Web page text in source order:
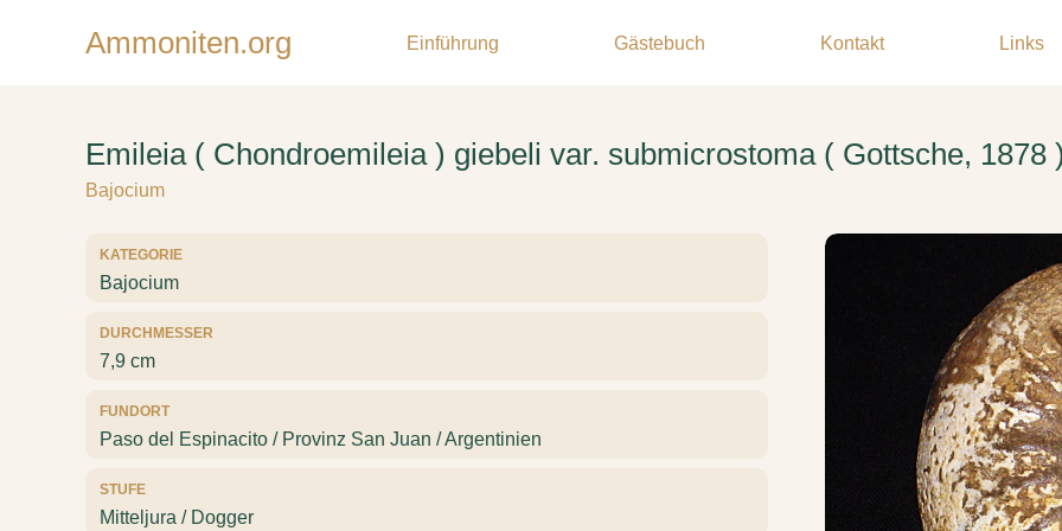
Ammoniten.org Einführung Gästebuch Kontakt Links
Emileia ( Chondroemileia ) giebeli var. submicrostoma ( Gottsche, 1878
Bajocium
KATEGORIE
Bajocium
DURCHMESSER
7,9 cm
FUNDORT
Paso del Espinacito / Provinz San Juan / Argentinien
STUFE
Mitteljura / Dogger